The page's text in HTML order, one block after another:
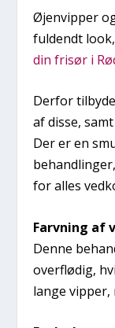
Øjenvipper
fuldendt
din frisør i
Derfor
af disse,
Der er en
for alles
Farvning af
Denne
overflødig,
lange vipper,